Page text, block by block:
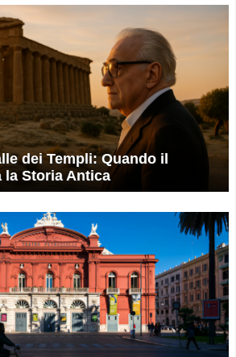
dei Templi: Quando il
la Storia Antica